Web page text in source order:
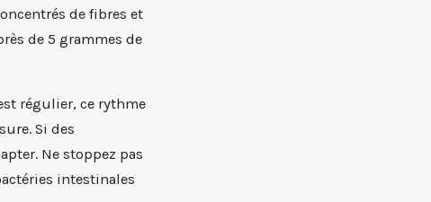
de fibres et
de 5 grammes de
régulier, ce rythme
Si des
Ne stoppez pas
intestinales